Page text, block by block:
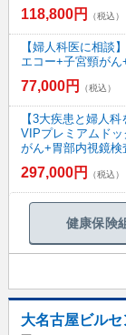
118,800円 （税込）
【婦人科医に相談
エコー+子宮頸がん
77,000円 （税込）
【3大疾患と婦人
VIPプレミアムド
がん+胃部内視鏡検
297,000円 （税込）
健康保険
大名古屋ビル